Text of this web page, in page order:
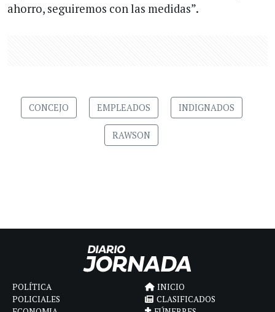
ahorro, seguiremos con las medidas”.
CONCEJO EMPLEADOS INDIGNADOS
RAWSON
POLÍTICA
POLICIALES
INICIO
CLASIFICADOS